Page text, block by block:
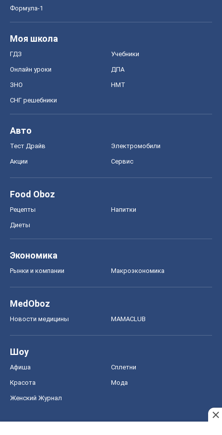
Формула-1
Моя школа
ГДЗ Учебники
Онлайн уроки ДПА
ЗНО НМТ
СНГ решебники
Авто
Тест Драйв Электромобили
Акции Сервис
Food Oboz
Рецепты Напитки
Диеты
Экономика
Рынки и компании Mакроэкономика
MedOboz
Новости медицины MAMACLUB
Шоу
Афиша Сплетни
Красота Мода
Женский Журнал